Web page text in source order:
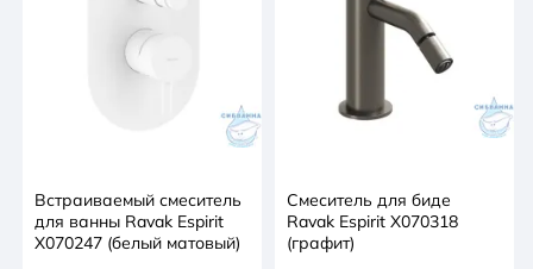
Встраиваемый смеситель
для ванны Ravak Espirit
X070247 (белый матовый)
Смеситель для биде
Ravak Espirit X070318
(графит)